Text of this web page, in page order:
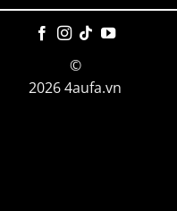
©
2026 4aufa.vn